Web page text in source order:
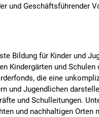
und Geschäftsführender
Bildung für Kinder und
Kindergärten und Schulen
die eine
und Jugendlichen
und Schulleitungen.
und nachhaltigen Orten